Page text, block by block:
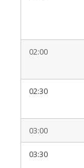
02:00
02:30
03:00
03:30